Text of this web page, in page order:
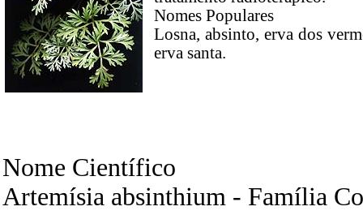
Nomes Populares
Losna, absinto, erva dos
erva santa.
Nome Científico
Artemísia absinthium - Família